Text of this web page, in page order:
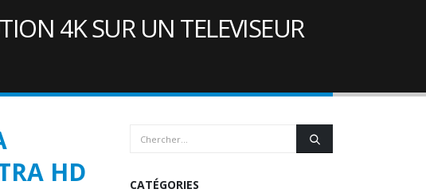
4K SUR UN TELEVISEUR
HD
CATÉGORIES